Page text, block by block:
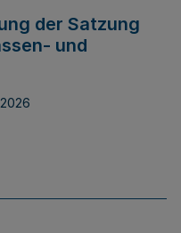
der Satzung
und